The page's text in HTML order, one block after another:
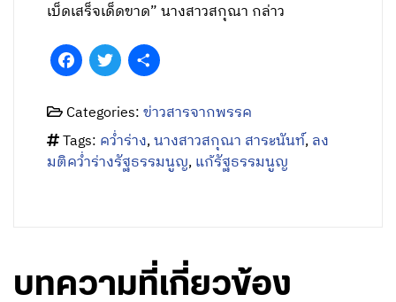
เบ็ดเสร็จเด็ดขาด” นางสาวสกุณา กล่าว
FacebookTwitter
Categories:ข่าวสารจากพรรค
Tags: คว่ำร่าง,นางสาวสกุณา สาระนันท์,ลง
มติคว่ำร่างรัฐธรรมนูญ,แก้รัฐธรรมนูญ
บทความที่เกี่ยวข้อง